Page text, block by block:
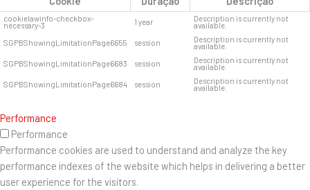
cookielawinfo-checkbox-
necessary-3 1 year Description is currently not
available.
SGPBShowingLimitationPage6655
session Description is currently not
available.
SGPBShowingLimitationPage6683
session Description is currently not
available.
SGPBShowingLimitationPage6684
session Description is currently not
available.
Performance
Performance
Performance cookies are used to understand and analyze the key
performance indexes of the website which helps in delivering a better
user experience for the visitors.